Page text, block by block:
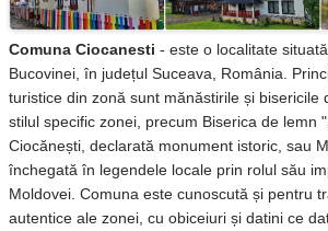
Comuna Ciocanesti - este o localitate
Bucovinei, în județul Suceava, România.
turistice din zonă sunt mănăstirile și bisericile
stilul specific zonei, precum Biserica de lemn
Ciocănești, declarată monument istoric, sau
închegată în legendele locale prin rolul său
Moldovei. Comuna este cunoscută și pentru
autentice ale zonei, cu obiceiuri și datini ce